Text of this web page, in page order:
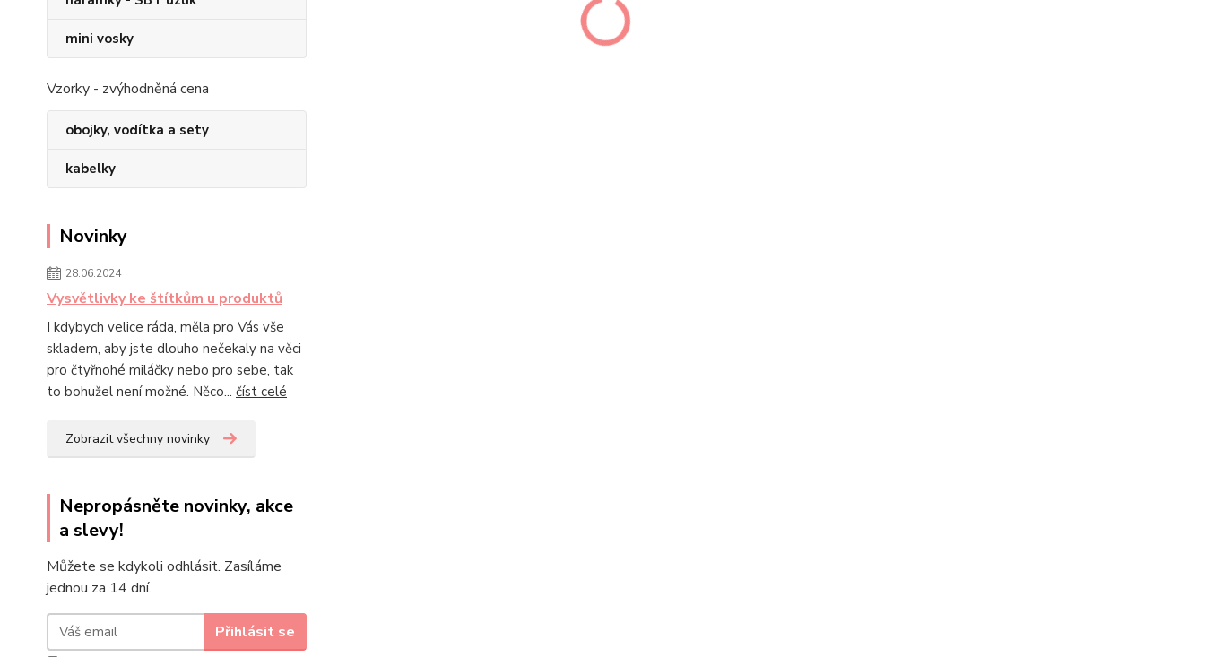
mini vosky
Vzorky - zvýhodněná cena
obojky, vodítka a sety
kabelky
Novinky
28.06.2024
Vysvětlivky ke štítkům u produktů
I kdybych velice ráda, měla pro Vás vše
skladem, aby jste dlouho nečekaly na věci
pro čtyřnohé miláčky nebo pro sebe, tak
to bohužel není možné. Něco... číst celé
Zobrazit všechny novinky
Nepropásněte novinky, akce
a slevy!
Můžete se kdykoli odhlásit. Zasíláme
jednou za 14 dní.
Přihlásit se